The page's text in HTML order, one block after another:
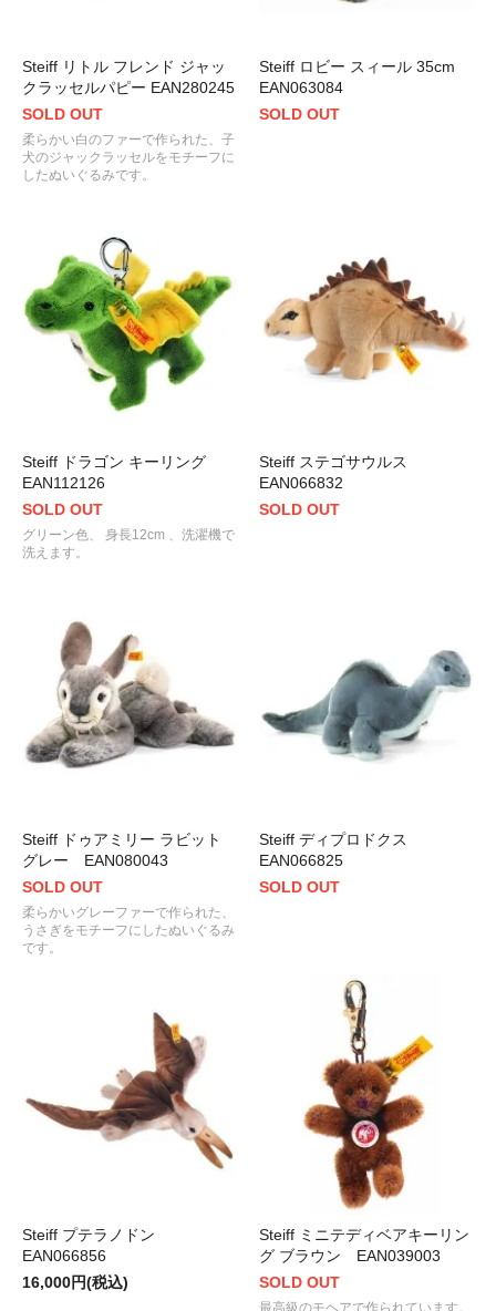
Steiff リトル フレンド ジャッ
クラッセルパピー EAN280245
SOLD OUT
柔らかい白のファーで作られた、子
犬のジャックラッセルをモチーフに
したぬいぐるみです。
Steiff ロビー スィール 35cm
EAN063084
SOLD OUT
Steiff ドラゴン キーリング
EAN112126
SOLD OUT
グリーン色、 身長12cm 、洗濯機で
洗えます。
Steiff ステゴサウルス
EAN066832
SOLD OUT
Steiff ドゥアミリー ラビット
グレー EAN080043
SOLD OUT
柔らかいグレーファーで作られた、
うさぎをモチーフにしたぬいぐるみ
です。
Steiff ディプロドクス
EAN066825
SOLD OUT
Steiff プテラノドン
EAN066856
16,000円(税込)
Steiff ミニテディベアキーリン
グ ブラウン EAN039003
SOLD OUT